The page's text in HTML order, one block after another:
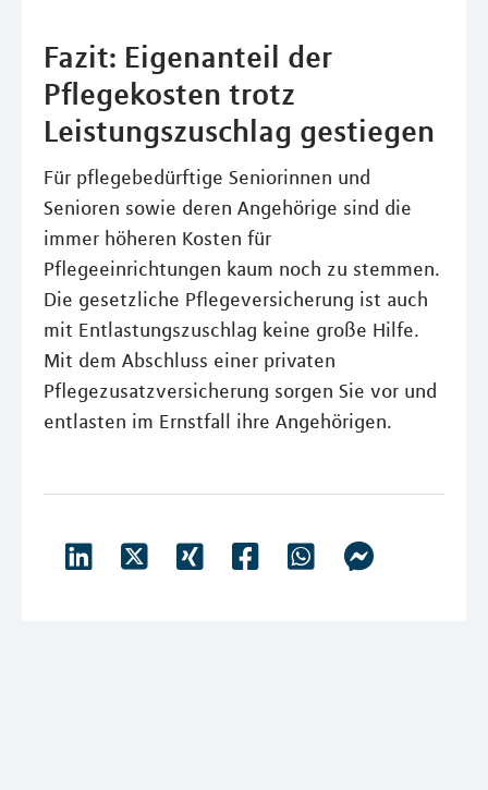
Fazit: Eigenanteil der
Pflegekosten trotz
Leistungszuschlag gestiegen
Für pflegebedürftige Seniorinnen und
Senioren sowie deren Angehörige sind die
immer höheren Kosten für
Pflegeeinrichtungen kaum noch zu stemmen.
Die gesetzliche Pflegeversicherung ist auch
mit Entlastungszuschlag keine große Hilfe.
Mit dem Abschluss einer privaten
Pflegezusatzversicherung sorgen Sie vor und
entlasten im Ernstfall ihre Angehörigen.